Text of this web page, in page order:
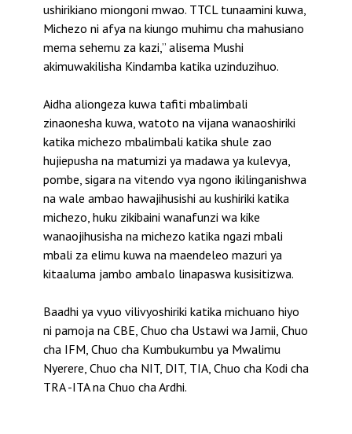
ushirikiano miongoni mwao. TTCL tunaamini kuwa,
Michezo ni afya na kiungo muhimu cha mahusiano
mema sehemu za kazi,” alisema Mushi
akimuwakilisha Kindamba katika uzinduzihuo.
Aidha aliongeza kuwa tafiti mbalimbali
zinaonesha kuwa, watoto na vijana wanaoshiriki
katika michezo mbalimbali katika shule zao
hujiepusha na matumizi ya madawa ya kulevya,
pombe, sigara na vitendo vya ngono ikilinganishwa
na wale ambao hawajihusishi au kushiriki katika
michezo, huku zikibaini wanafunzi wa kike
wanaojihusisha na michezo katika ngazi mbali
mbali za elimu kuwa na maendeleo mazuri ya
kitaaluma jambo ambalo linapaswa kusisitizwa.
Baadhi ya vyuo vilivyoshiriki katika michuano hiyo
ni pamoja na CBE, Chuo cha Ustawi wa Jamii, Chuo
cha IFM, Chuo cha Kumbukumbu ya Mwalimu
Nyerere, Chuo cha NIT, DIT, TIA, Chuo cha Kodi cha
TRA -ITA na Chuo cha Ardhi.